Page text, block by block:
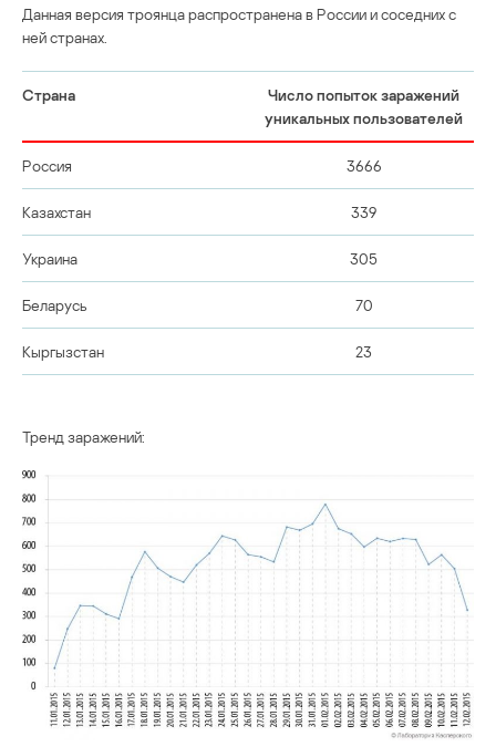
Данная версия троянца распространена в России и соседних с
ней странах.
Страна
Число попыток заражений
уникальных пользователей
Россия 3666
Казахстан 339
Украина 305
Беларусь 70
Кыргызстан 23
Тренд заражений: